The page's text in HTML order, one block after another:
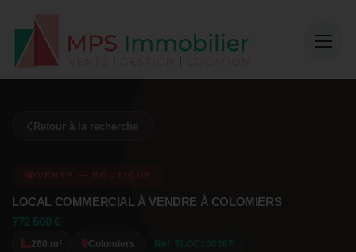
Retour à la recherche
VENTE — BOUTIQUE
LOCAL COMMERCIAL À VENDRE À COLOMIERS
772 500 €
260 m² Colomiers Réf. TLOC100267